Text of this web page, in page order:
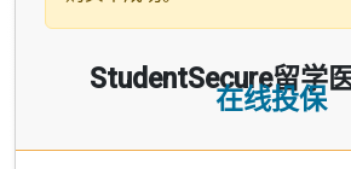
StudentSecure留学
在线投保